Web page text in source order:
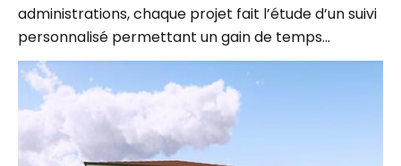
personnalisé permettant un gain de temps…